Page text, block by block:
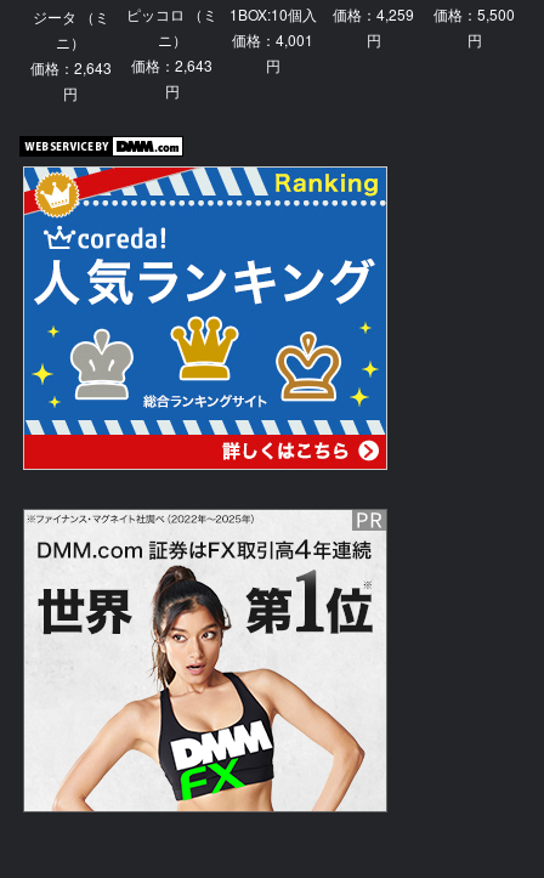
ジータ （ミ
ニ）
価格：2,643
円
ピッコロ （ミ
ニ）
価格：2,643
円
1BOX:10個入
価格：4,001
円
価格：4,259
円
価格：5,500
円